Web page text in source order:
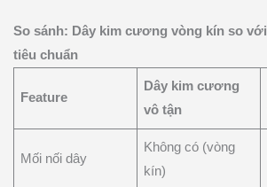
So sánh: Dây kim cương vòng kín so
tiêu chuẩn
Feature
Dây kim cương
vô tận
Mối nối dây
Không có (vòng
kín)